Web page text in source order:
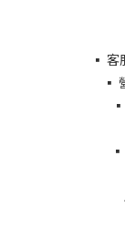
▪ 客
▪